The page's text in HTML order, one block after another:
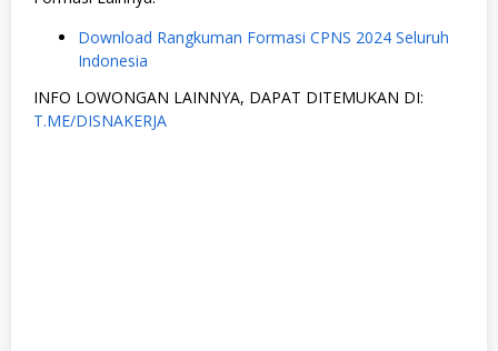
Download Rangkuman Formasi CPNS 2024 Seluruh
Indonesia
INFO LOWONGAN LAINNYA, DAPAT DITEMUKAN DI:
T.ME/DISNAKERJA